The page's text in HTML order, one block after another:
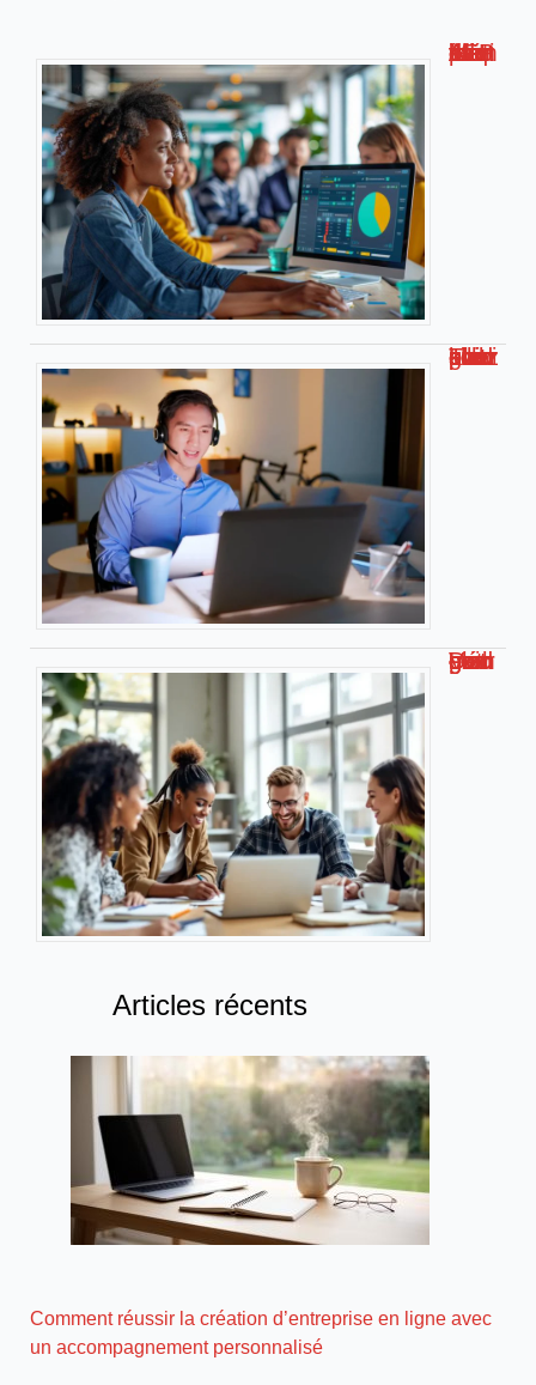
Métis AFPA : la plateforme de formation numérique innovante !
Travailler chez soi pour kiabi : le guide complet !
Découvrez malgrim com : Votre guide complet
Articles récents
Comment réussir la création d’entreprise en ligne avec
un accompagnement personnalisé